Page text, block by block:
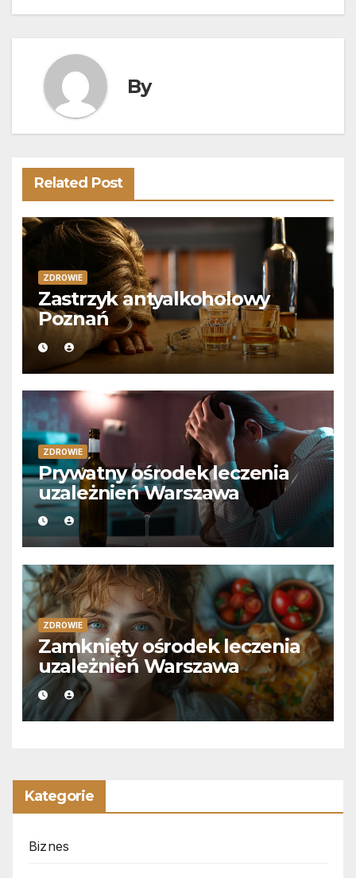
wpisu
By
Related Post
ZDROWIE
Zastrzyk antyalkoholowy
Poznań
ZDROWIE
Prywatny ośrodek leczenia
uzależnień Warszawa
ZDROWIE
Zamknięty ośrodek leczenia
uzależnień Warszawa
Kategorie
Biznes